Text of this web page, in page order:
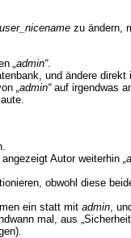
user_nicename zu ändern,
„admin“.
und ändere direkt
„admin“auf irgendwas
Autor weiterhin
obwohl diese
ein statt mit admin ,
mal, aus